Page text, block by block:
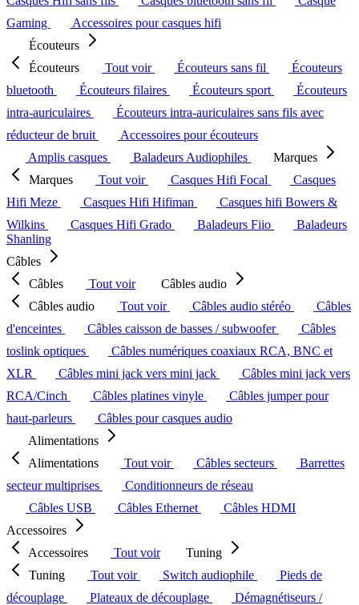
Gaming
Accessoires pour casques hifi
Écouteurs
Écouteurs
Tout voir Écouteurs sans fil
Écouteurs
bluetooth
Écouteurs filaires Écouteurs sport
Écouteurs
intra-auriculaires
Écouteurs intra-auriculaires sans fils avec
réducteur de bruit
Accessoires pour écouteurs
Amplis casques
Baladeurs Audiophiles
Marques
Marques
Tout voir Casques Hifi Focal
Casques
Hifi Meze
Casques Hifi Hifiman
Casques hifi Bowers &
Wilkins
Casques Hifi Grado Baladeurs Fiio
Baladeurs
Shanling
Câbles
Câbles
Tout voir
Câbles audio
Câbles audio
Tout voir Câbles audio stéréo
Câbles
d'enceintes
Câbles caisson de basses / subwoofer
Câbles
toslink optiques
Câbles numériques coaxiaux RCA, BNC et
XLR
Câbles mini jack vers mini jack
Câbles mini jack vers
RCA/Cinch
Câbles platines vinyle
Câbles jumper pour
haut-parleurs
Câbles pour casques audio
Alimentations
Alimentations
Tout voir Câbles secteurs
Barrettes
secteur multiprises
Conditionneurs de réseau
Câbles USB
Câbles Ethernet
Câbles HDMI
Accessoires
Accessoires
Tout voir
Tuning
Tuning
Tout voir Switch audiophile
Pieds de
découplage
Plateaux de découplage
Démagnétiseurs /